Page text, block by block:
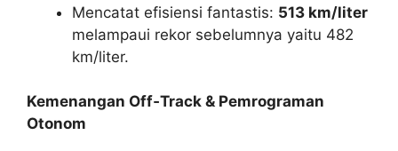
Mencatat efisiensi fantastis: 513 km/liter
melampaui rekor sebelumnya yaitu 482
km/liter.
Kemenangan Off‑Track & Pemrograman
Otonom